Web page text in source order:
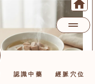
認識中藥 經脈穴位